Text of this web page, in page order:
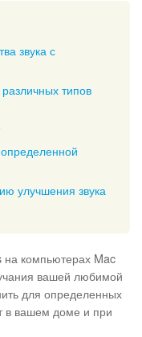
звука с
типов
улучшения звука
на компьютерах Mac
вашей любимой
для определенных
в вашем доме и при